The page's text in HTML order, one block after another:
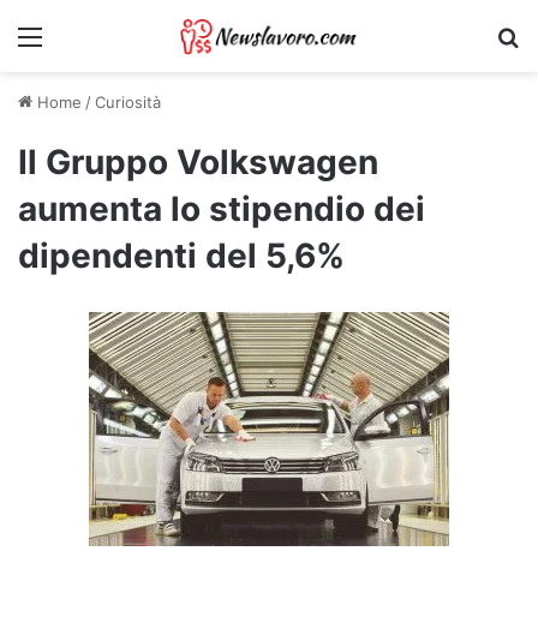
Menu
Home /Curiosità
Il Gruppo Volkswagen
aumenta lo stipendio dei
dipendenti del 5,6%